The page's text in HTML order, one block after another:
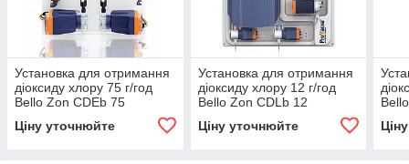
Установка для отримання
діоксиду хлору 75 г/год
Bello Zon CDEb 75
Ціну уточнюйте
Установка для отримання
діоксиду хлору 12 г/год
Bello Zon CDLb 12
Ціну уточнюйте